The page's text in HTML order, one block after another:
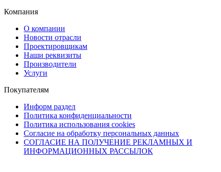
Компания
О компании
Новости отрасли
Проектировщикам
Наши реквизиты
Производители
Услуги
Покупателям
Информ раздел
Политика конфиденциальности
Политика использования cookies
Согласие на обработку персональных данных
СОГЛАСИЕ НА ПОЛУЧЕНИЕ РЕКЛАМНЫХ И
ИНФОРМАЦИОННЫХ РАССЫЛОК